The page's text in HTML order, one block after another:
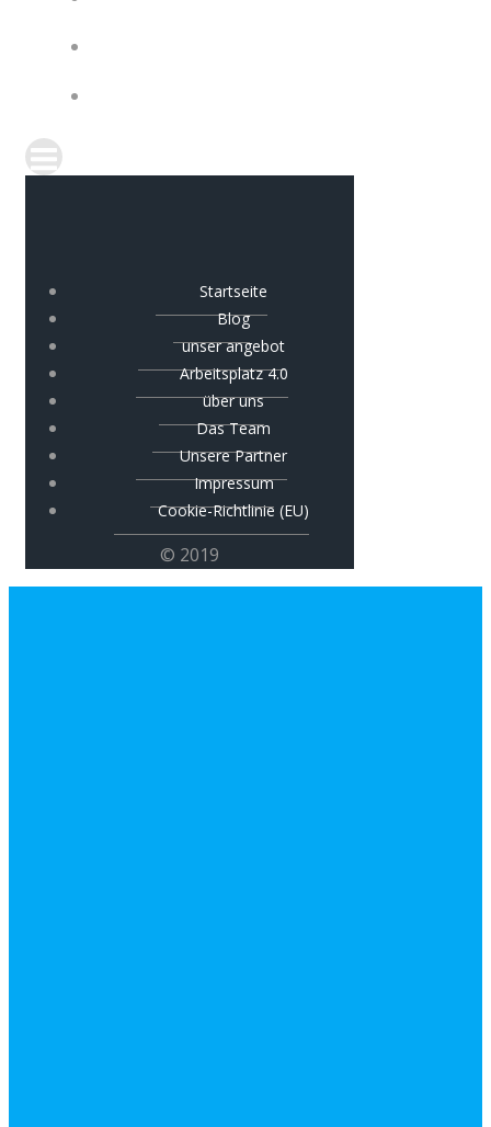
Startseite
Blog
unser angebot
Arbeitsplatz 4.0
über uns
Das Team
Unsere Partner
Impressum
Cookie-Richtlinie (EU)
© 2019